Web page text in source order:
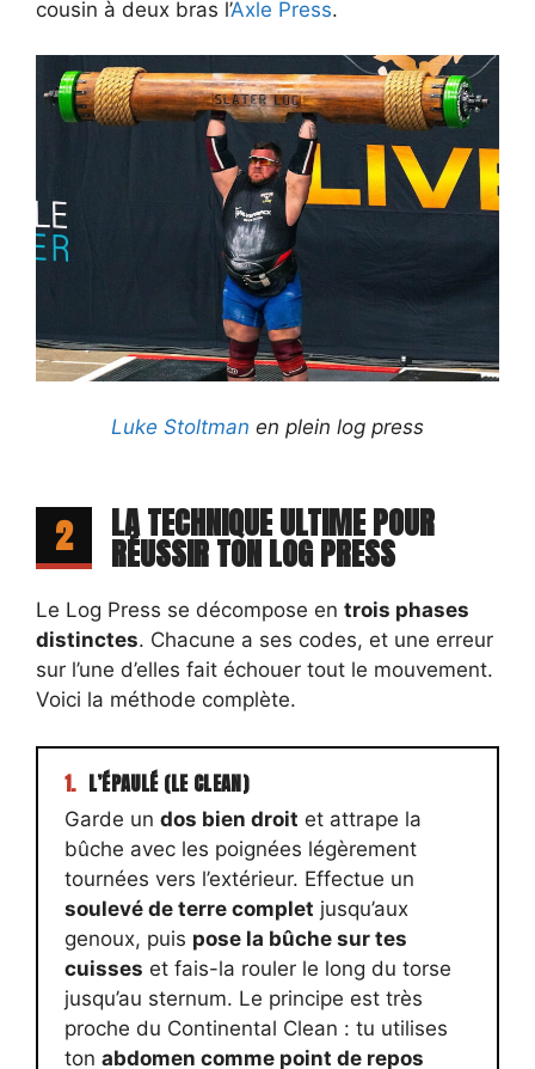
cousin à deux bras l’Axle Press.
Luke Stoltman en plein log press
2 LA TECHNIQUE ULTIME POUR
RÉUSSIR TON LOG PRESS
Le Log Press se décompose en trois phases
distinctes. Chacune a ses codes, et une erreur
sur l’une d’elles fait échouer tout le mouvement.
Voici la méthode complète.
1. L’ÉPAULÉ (LE CLEAN)
Garde un dos bien droit et attrape la
bûche avec les poignées légèrement
tournées vers l’extérieur. Effectue un
soulevé de terre complet jusqu’aux
genoux, puis pose la bûche sur tes
cuisses et fais-la rouler le long du torse
jusqu’au sternum. Le principe est très
proche du Continental Clean : tu utilises
ton abdomen comme point de repos